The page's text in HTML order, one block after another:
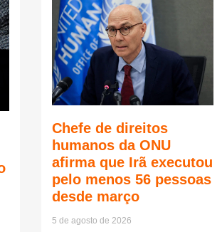
Chefe de direitos
humanos da ONU
afirma que Irã executou
pelo menos 56 pessoas
desde março
5 de agosto de 2026